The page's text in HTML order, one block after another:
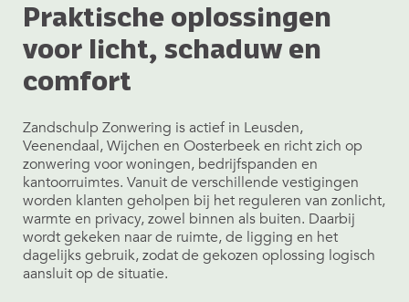
Praktische oplossingen
voor licht, schaduw en
comfort
Zandschulp Zonwering is actief in Leusden,
Veenendaal, Wijchen en Oosterbeek en richt zich op
zonwering voor woningen, bedrijfspanden en
kantoorruimtes. Vanuit de verschillende vestigingen
worden klanten geholpen bij het reguleren van zonlicht,
warmte en privacy, zowel binnen als buiten. Daarbij
wordt gekeken naar de ruimte, de ligging en het
dagelijks gebruik, zodat de gekozen oplossing logisch
aansluit op de situatie.